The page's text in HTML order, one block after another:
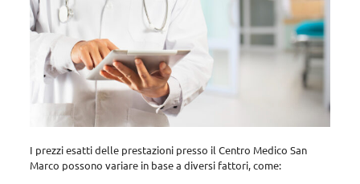
I prezzi esatti delle prestazioni presso il Centro Medico San
Marco possono variare in base a diversi fattori, come: